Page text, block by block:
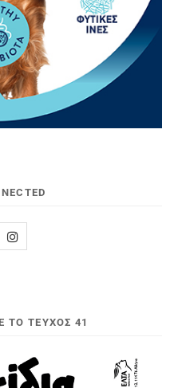
ΤΟ ΤΕΎΧΟΣ 41